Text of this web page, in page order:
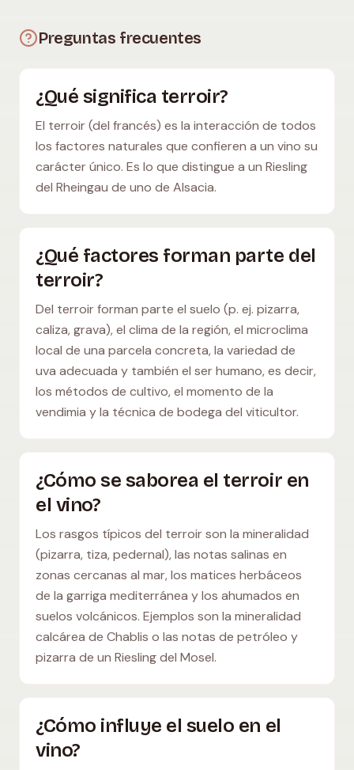
Preguntas frecuentes
¿Qué significa terroir?
El terroir (del francés) es la interacción de todos
los factores naturales que confieren a un vino su
carácter único. Es lo que distingue a un Riesling
del Rheingau de uno de Alsacia.
¿Qué factores forman parte del
terroir?
Del terroir forman parte el suelo (p. ej. pizarra,
caliza, grava), el clima de la región, el microclima
local de una parcela concreta, la variedad de
uva adecuada y también el ser humano, es decir,
los métodos de cultivo, el momento de la
vendimia y la técnica de bodega del viticultor.
¿Cómo se saborea el terroir en
el vino?
Los rasgos típicos del terroir son la mineralidad
(pizarra, tiza, pedernal), las notas salinas en
zonas cercanas al mar, los matices herbáceos
de la garriga mediterránea y los ahumados en
suelos volcánicos. Ejemplos son la mineralidad
calcárea de Chablis o las notas de petróleo y
pizarra de un Riesling del Mosel.
¿Cómo influye el suelo en el
vino?